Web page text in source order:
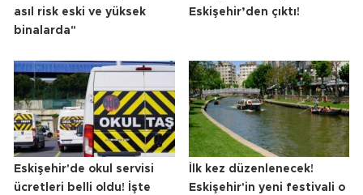
asıl risk eski ve yüksek
binalarda"
Eskişehir’den çıktı!
Eskişehir'de okul servisi
ücretleri belli oldu! İşte
İlk kez düzenlenecek!
Eskişehir'in yeni festivali o